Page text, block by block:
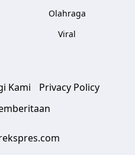
Olahraga
Viral
Kami
Privacy Policy